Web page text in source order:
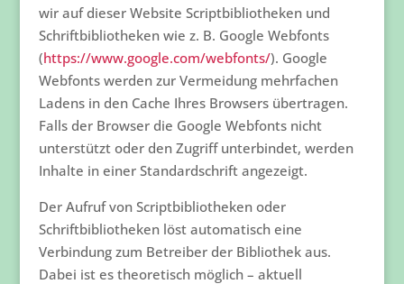
wir auf dieser Website Scriptbibliotheken und
Schriftbibliotheken wie z. B. Google Webfonts
(https://www.google.com/webfonts/). Google
Webfonts werden zur Vermeidung mehrfachen
Ladens in den Cache Ihres Browsers übertragen.
Falls der Browser die Google Webfonts nicht
unterstützt oder den Zugriff unterbindet, werden
Inhalte in einer Standardschrift angezeigt.
Der Aufruf von Scriptbibliotheken oder
Schriftbibliotheken löst automatisch eine
Verbindung zum Betreiber der Bibliothek aus.
Dabei ist es theoretisch möglich – aktuell